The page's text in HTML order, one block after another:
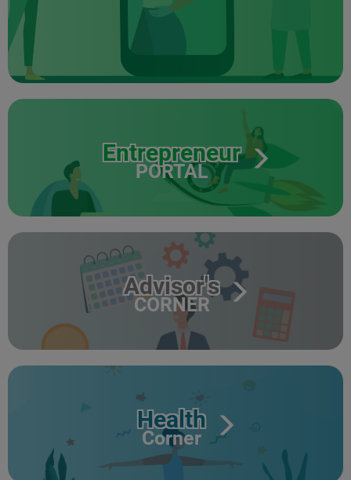
Entrepreneur
PORTAL
Advisor's
CORNER
Health
Corner